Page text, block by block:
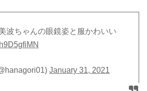
波ちゃんの眼鏡姿と服かわいい
January 31, 2021